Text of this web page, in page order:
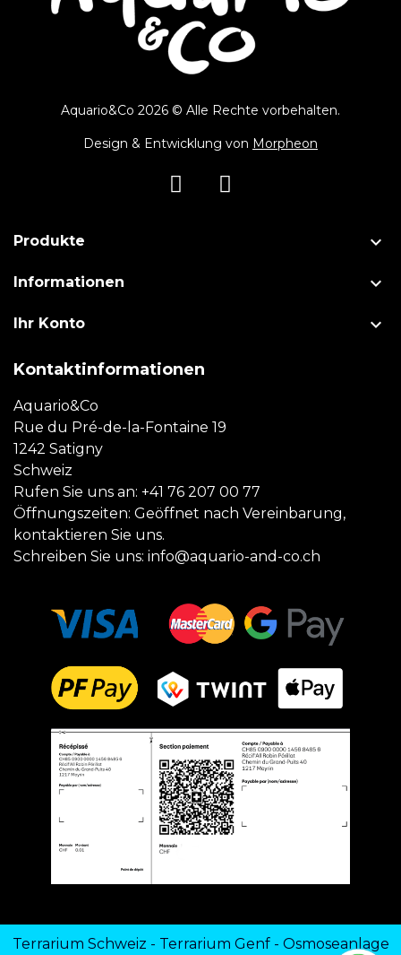
Aquario&Co 2026 © Alle Rechte vorbehalten.
Design & Entwicklung von Morpheon
Produkte 
Informationen 
Ihr Konto 
Kontaktinformationen
Aquario&Co
Rue du Pré-de-la-Fontaine 19
1242 Satigny
Schweiz
Rufen Sie uns an: +41 76 207 00 77
Öffnungszeiten: Geöffnet nach Vereinbarung,
kontaktieren Sie uns.
Schreiben Sie uns: info@aquario-and-co.ch
Terrarium Schweiz - Terrarium Genf- Osmoseanlage